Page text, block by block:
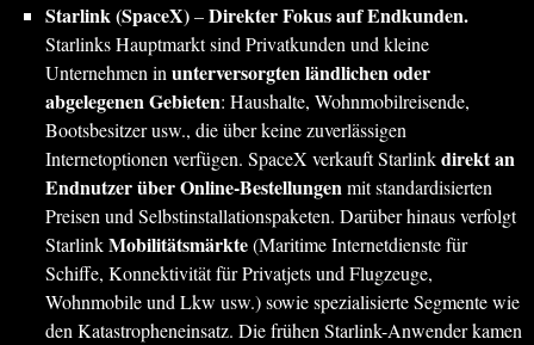
Starlink (SpaceX)–Direkter Fokus auf Endkunden.
Starlinks Hauptmarkt sind Privatkunden und kleine
Unternehmen inunterversorgten ländlichen oder
abgelegenen Gebieten: Haushalte, Wohnmobilreisende,
Bootsbesitzer usw., die über keine zuverlässigen
Internetoptionen verfügen. SpaceX verkauft Starlinkdirekt an
Endnutzer über Online-Bestellungenmit standardisierten
Preisen und Selbstinstallationspaketen. Darüber hinaus verfolgt
StarlinkMobilitätsmärkte(Maritime Internetdienste für
Schiffe, Konnektivität für Privatjets und Flugzeuge,
Wohnmobile und Lkw usw.) sowie spezialisierte Segmente wie
den Katastropheneinsatz. Die frühen Starlink-Anwender kamen